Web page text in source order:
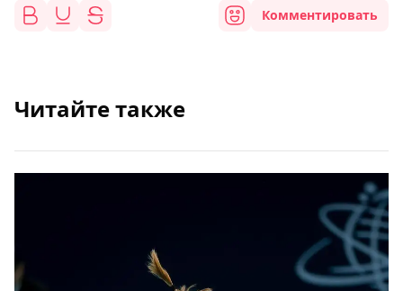
Комментировать
Читайте также